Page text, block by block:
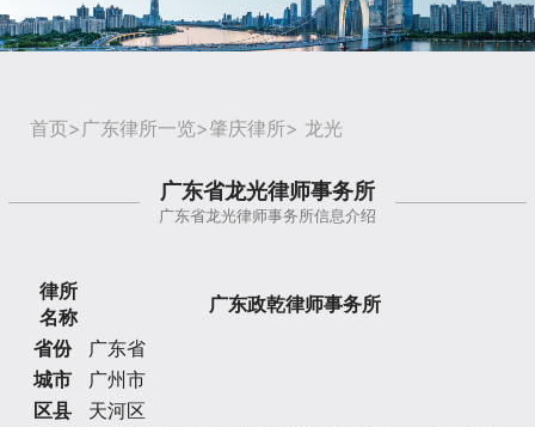
首页> 广东律所一览>肇庆律所> 龙光
广东省龙光律师事务所
广东省龙光律师事务所信息介绍
律所
名称
广东政乾律师事务所
省份
广东省
城市
广州市
区县
天河区